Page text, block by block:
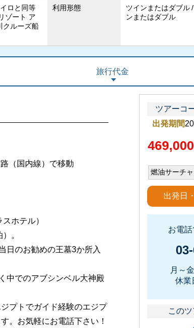
ロと同等
ゾート ア
クルーズ船
利用形態 ツインまたはダブル
ンまたはダブル
旅行代金
（国内線）で移動
ホテル）
。
日のお勧めの王墓3か所入
でのアブシンベル大神殿
プトでガイド経験のエジプ
。お気軽にお電話下さい！
ツアーコ
出発期間
燃油サーチ
出発日
お電
月～
休
この